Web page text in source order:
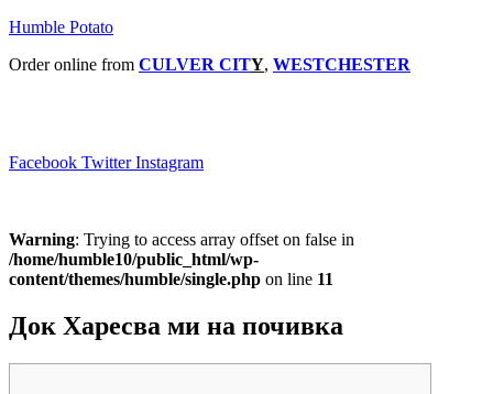
Humble Potato
Order online from CULVER CITY, WESTCHESTER
Facebook Twitter Instagram
Warning: Trying to access array offset on false in
/home/humble10/public_html/wp-
content/themes/humble/single.php on line 11
Док Харесва ми на почивка